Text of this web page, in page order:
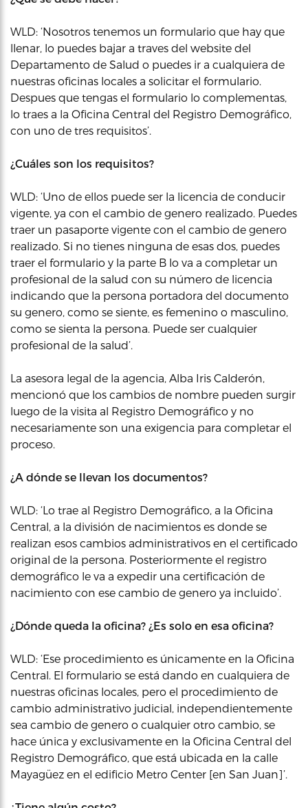
WLD: ‘Nosotros tenemos un formulario que hay que
llenar, lo puedes bajar a traves del website del
Departamento de Salud o puedes ir a cualquiera de
nuestras oficinas locales a solicitar el formulario.
Despues que tengas el formulario lo complementas,
lo traes a la Oficina Central del Registro Demográfico,
con uno de tres requisitos’.
¿Cuáles son los requisitos?
WLD: ‘Uno de ellos puede ser la licencia de conducir
vigente, ya con el cambio de genero realizado. Puedes
traer un pasaporte vigente con el cambio de genero
realizado. Si no tienes ninguna de esas dos, puedes
traer el formulario y la parte B lo va a completar un
profesional de la salud con su número de licencia
indicando que la persona portadora del documento
su genero, como se siente, es femenino o masculino,
como se sienta la persona. Puede ser cualquier
profesional de la salud’.
La asesora legal de la agencia, Alba Iris Calderón,
mencionó que los cambios de nombre pueden surgir
luego de la visita al Registro Demográfico y no
necesariamente son una exigencia para completar el
proceso.
¿A dónde se llevan los documentos?
WLD: ‘Lo trae al Registro Demográfico, a la Oficina
Central, a la división de nacimientos es donde se
realizan esos cambios administrativos en el certificado
original de la persona. Posteriormente el registro
demográfico le va a expedir una certificación de
nacimiento con ese cambio de genero ya incluido’.
¿Dónde queda la oficina? ¿Es solo en esa oficina?
WLD: ‘Ese procedimiento es únicamente en la Oficina
Central. El formulario se está dando en cualquiera de
nuestras oficinas locales, pero el procedimiento de
cambio administrativo judicial, independientemente
sea cambio de genero o cualquier otro cambio, se
hace única y exclusivamente en la Oficina Central del
Registro Demográfico, que está ubicada en la calle
Mayagüez en el edificio Metro Center [en San Juan]’.